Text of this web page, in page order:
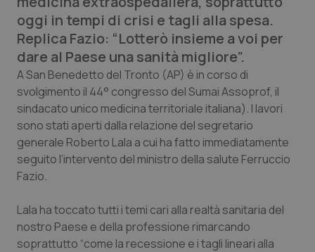
QS Pro
Professionisti Sanitari.AI
Abruzzo
Basilicata
Calabria
Emilia-Romagna
QS Pro Gold
Artrite & artrosi
Asma & BPCO
Colesterolo & coronaropatie
QS Club Newsletter
oggi in tempi di crisi e tagli alla spesa.
Replica Fazio: “Lotterò insieme a voi per
dare al Paese una sanità migliore”.
A San Benedetto del Tronto (AP) è in corso di
svolgimento il 44° congresso del Sumai Assoprof, il
sindacato unico medicina territoriale italiana). I lavori
sono stati aperti dalla relazione del segretario
generale Roberto Lala a cui ha fatto immediatamente
seguito l’intervento del ministro della salute Ferruccio
Fazio.
Lala ha toccato tutti i temi cari alla realtà sanitaria del
nostro Paese e della professione rimarcando
soprattutto “come la recessione e i tagli lineari alla